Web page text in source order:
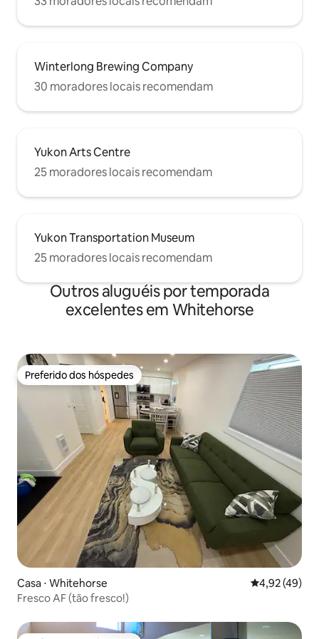
Winterlong Brewing Company
30 moradores locais recomendam
Yukon Arts Centre
25 moradores locais recomendam
Yukon Transportation Museum
25 moradores locais recomendam
Outros aluguéis por temporada
excelentes em Whitehorse
Preferido dos hóspedes
Preferido dos hóspedes
Casa ⋅ Whitehorse 4,92 de uma
4,92 (49)
Fresco AF (tão fresco!)